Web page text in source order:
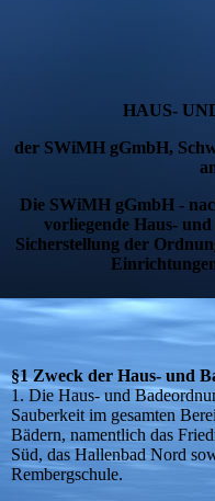
HAUS-
der SWiMH gGmbH,
Die SWiMH gGmbH -
vorliegende Haus-
Sicherstellung der
§1 Zweck der Haus- und
1. Die Haus- und
Sauberkeit im gesamten
Bädern, namentlich das
Süd, das Hallenbad Nord
Rembergschule.